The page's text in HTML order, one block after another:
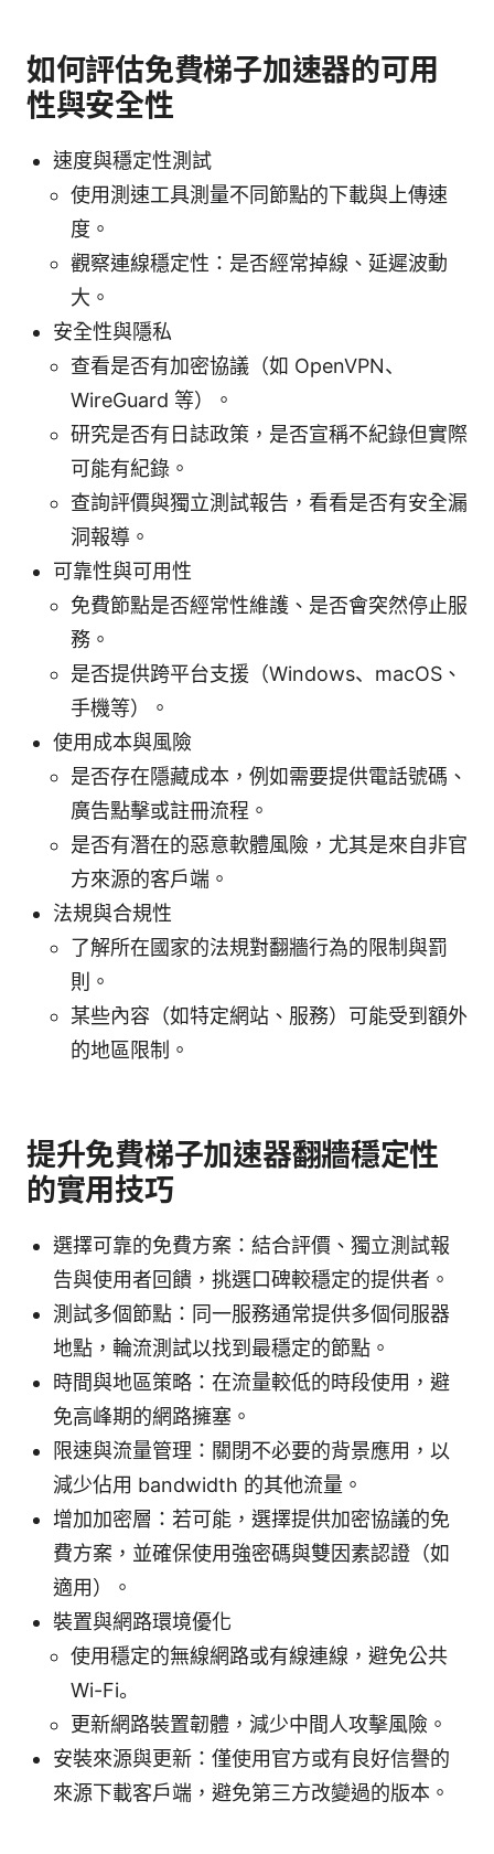
如何評估免費梯子加速器的可用
性與安全性
速度與穩定性測試
使用測速工具測量不同節點的下載與上傳速
度。
觀察連線穩定性：是否經常掉線、延遲波動
大。
安全性與隱私
查看是否有加密協議（如 OpenVPN、
WireGuard 等）。
研究是否有日誌政策，是否宣稱不紀錄但實際
可能有紀錄。
查詢評價與獨立測試報告，看看是否有安全漏
洞報導。
可靠性與可用性
免費節點是否經常性維護、是否會突然停止服
務。
是否提供跨平台支援（Windows、macOS、
手機等）。
使用成本與風險
是否存在隱藏成本，例如需要提供電話號碼、
廣告點擊或註冊流程。
是否有潛在的惡意軟體風險，尤其是來自非官
方來源的客戶端。
法規與合規性
了解所在國家的法規對翻牆行為的限制與罰
則。
某些內容（如特定網站、服務）可能受到額外
的地區限制。
提升免費梯子加速器翻牆穩定性
的實用技巧
選擇可靠的免費方案：結合評價、獨立測試報
告與使用者回饋，挑選口碑較穩定的提供者。
測試多個節點：同一服務通常提供多個伺服器
地點，輪流測試以找到最穩定的節點。
時間與地區策略：在流量較低的時段使用，避
免高峰期的網路擁塞。
限速與流量管理：關閉不必要的背景應用，以
減少佔用 bandwidth 的其他流量。
增加加密層：若可能，選擇提供加密協議的免
費方案，並確保使用強密碼與雙因素認證（如
適用）。
裝置與網路環境優化
使用穩定的無線網路或有線連線，避免公共
Wi-Fi。
更新網路裝置韌體，減少中間人攻擊風險。
安裝來源與更新：僅使用官方或有良好信譽的
來源下載客戶端，避免第三方改變過的版本。